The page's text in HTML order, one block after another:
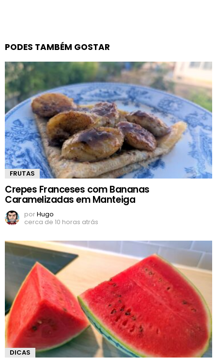
PODES TAMBÉM GOSTAR
FRUTAS
Crepes Franceses com Bananas
Caramelizadas em Manteiga
porHugo
cerca de 10 horas atrás
DICAS